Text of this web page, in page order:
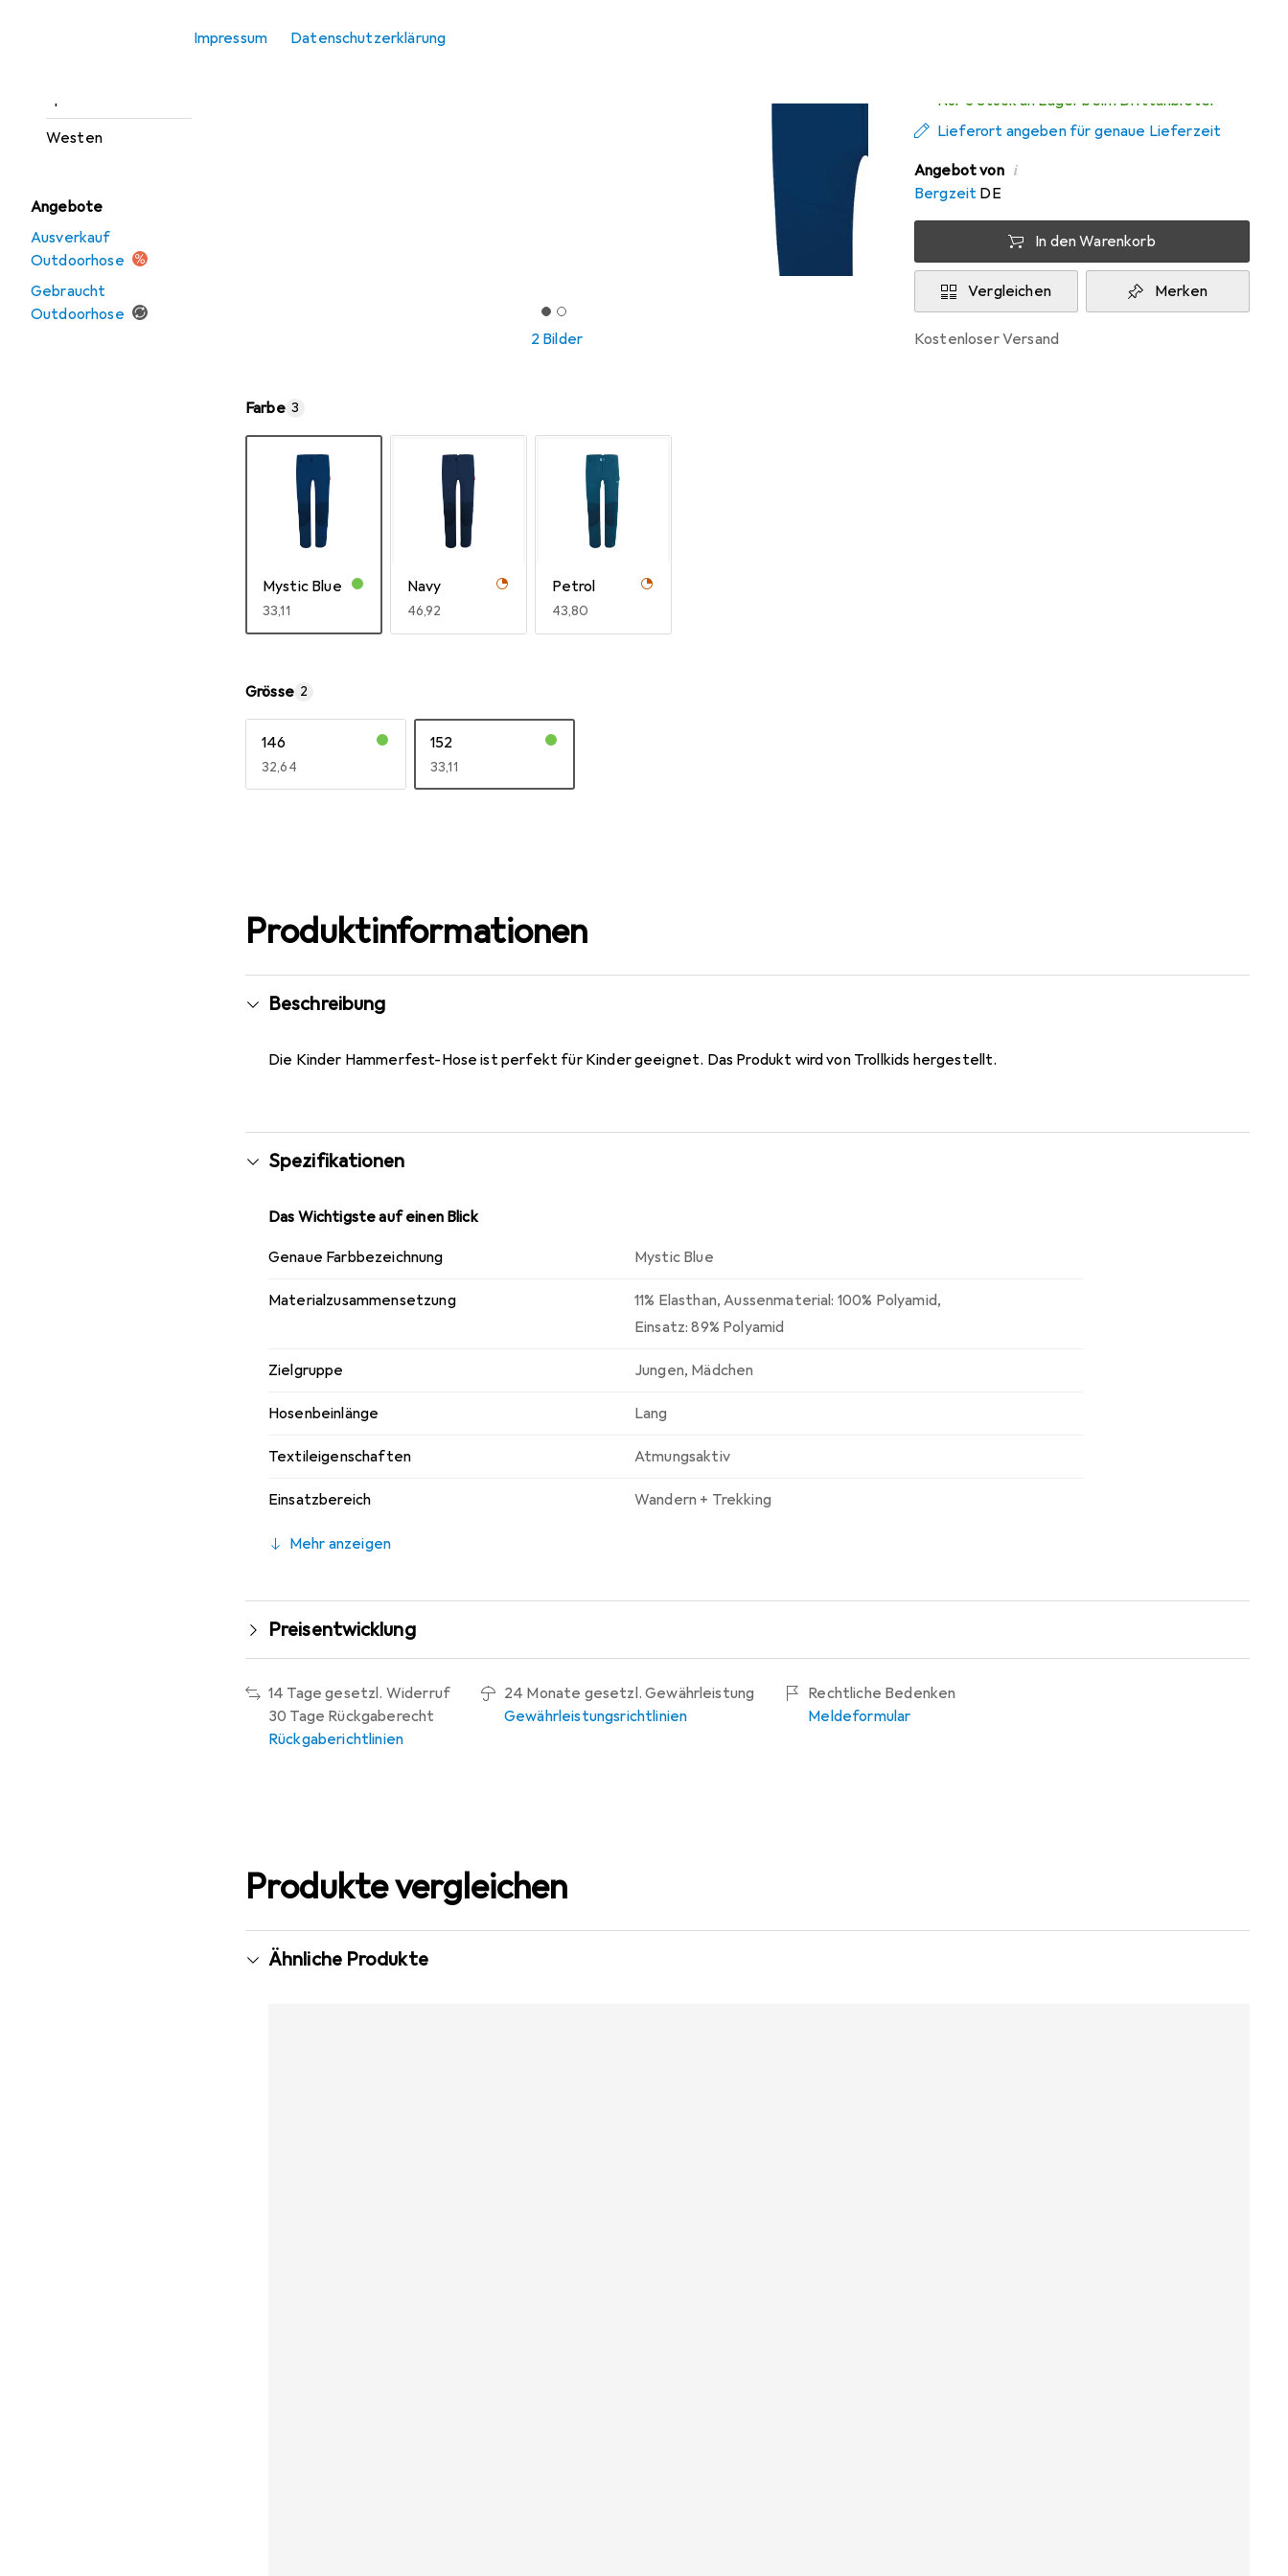
Impressum Datenschutzerklärung
Sportsocken
Westen
Angebote
Ausverkauf
Outdoorhose
Gebraucht
Outdoorhose
2 Bilder
Nur 3 Stück an Lager beim Drittanbieter
Lieferort angeben für genaue Lieferzeit
Angebot von i
Bergzeit DE
In den Warenkorb
Vergleichen Merken
kostenloser Versand
Farbe 3
Mystic Blue
EUR
33,11
Navy
EUR
46,92
Petrol
EUR
43,80
Grösse 2
146
EUR
32,64
152
EUR
33,11
Produktinformationen
Beschreibung
Die Kinder Hammerfest-Hose ist perfekt für Kinder geeignet. Das Produkt wird von Trollkids hergestellt.
Spezifikationen
Das Wichtigste auf einen Blick
Genaue Farbbezeichnung Mystic Blue
Materialzusammensetzung 11% Elasthan,Aussenmaterial: 100% Polyamid,
Einsatz: 89% Polyamid
Zielgruppe Jungen, Mädchen
Hosenbeinlänge Lang
Textileigenschaften Atmungsaktiv
Einsatzbereich Wandern + Trekking
Mehr anzeigen
Preisentwicklung
14 Tage gesetzl. Widerruf
30 Tage Rückgaberecht
Rückgaberichtlinien
24 Monate gesetzl. Gewährleistung
Gewährleistungsrichtlinien
Rechtliche Bedenken
Meldeformular
Produkte vergleichen
Ähnliche Produkte